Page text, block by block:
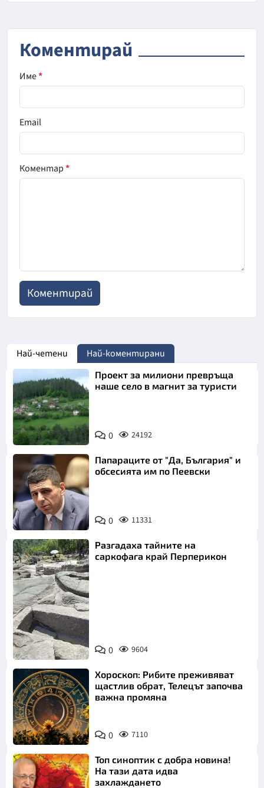
Коментирай
Име*
Email
Коментар*
Най-четени Най-коментирани
Проект за милиони превръща
наше село в магнит за туристи
0 24192
Папараците от "Да, България" и
обсесията им по Пеевски
0 11331
Снимка:
Bulgaria ON
AIR
Разгадаха тайните на
саркофага край Перперикон
0 9604
Хороскоп: Рибите преживяват
щастлив обрат, Телецът започва
важна промяна
0 7110
Топ синоптик с добра новина!
На тази дата идва
захлаждането